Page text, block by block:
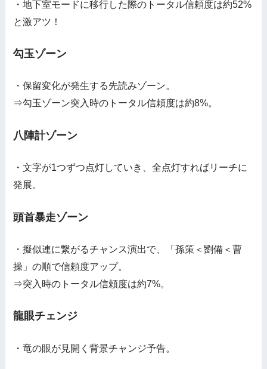
・地下室モードに移行した際のトータル信頼度は約52%
と激アツ！
勾玉ゾーン
・保留変化が発生する先読みゾーン。
⇒勾玉ゾーン突入時のトータル信頼度は約8%。
八陣計ゾーン
・文字が1つずつ点灯していき、全点灯すればリーチに
発展。
頭首暴走ゾーン
・擬似連に繋がるチャンス演出で、「孫策＜劉備＜曹
操」の順で信頼度アップ。
⇒突入時のトータル信頼度は約7%。
龍眼チェンジ
・竜の眼が見開く背景チャンジ予告。